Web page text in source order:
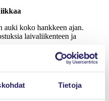
Tietoja
auki koko hankkeen ajan.
laivaliikenteen ja
ja pois kulki työn aikana
aktiivisesti
ja työkoneiden liikkeistä,